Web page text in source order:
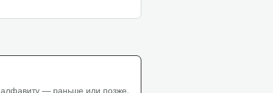
алфавиту — раньше или позже.